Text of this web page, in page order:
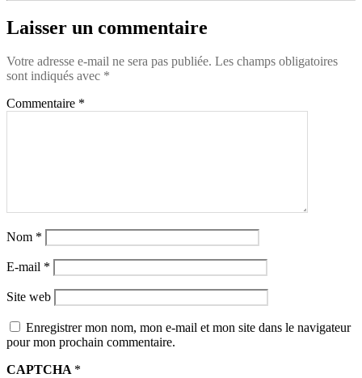
Laisser un commentaire
Votre adresse e-mail ne sera pas publiée. Les champs obligatoires
sont indiqués avec *
Commentaire *
Nom *
E-mail *
Site web
Enregistrer mon nom, mon e-mail et mon site dans le navigateur
pour mon prochain commentaire.
CAPTCHA *